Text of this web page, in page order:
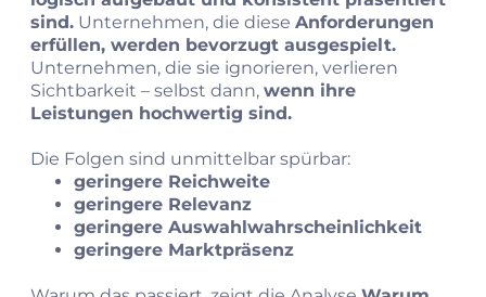
sind. Unternehmen, die diese Anforderungen
erfüllen, werden bevorzugt ausgespielt.
Unternehmen, die sie ignorieren, verlieren
Sichtbarkeit – selbst dann, wenn ihre
Leistungen hochwertig sind.
Die Folgen sind unmittelbar spürbar:
geringere Reichweite
geringere Relevanz
geringere Auswahlwahrscheinlichkeit
geringere Marktpräsenz